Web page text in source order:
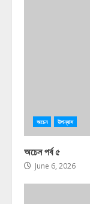
অচেন উপন্যাস
অচেন পর্ব ৫
June 6, 2026